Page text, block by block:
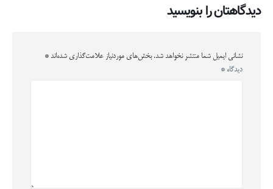
دیدگاهتان را بنویسید
نشانی ایمیل شما منتشر نخواهد شد. بخش‌های موردنیاز علامت‌گذاری شده‌اند *
دیدگاه *